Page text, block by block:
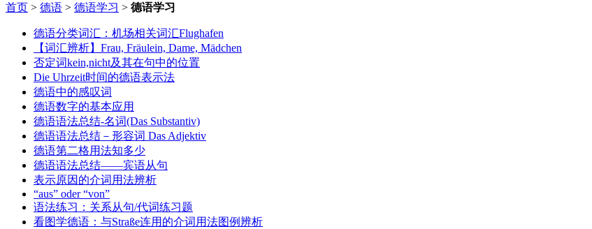
首页 > 德语 > 德语学习 > 德语学习
德语分类词汇：机场相关词汇Flughafen
【词汇辨析】Frau, Fräulein, Dame, Mädchen
否定词kein,nicht及其在句中的位置
Die Uhrzeit时间的德语表示法
德语中的感叹词
德语数字的基本应用
德语语法总结-名词(Das Substantiv)
德语语法总结－形容词 Das Adjektiv
德语第二格用法知多少
德语语法总结——宾语从句
表示原因的介词用法辨析
“aus” oder “von”
语法练习：关系从句/代词练习题
看图学德语：与Straße连用的介词用法图例辨析